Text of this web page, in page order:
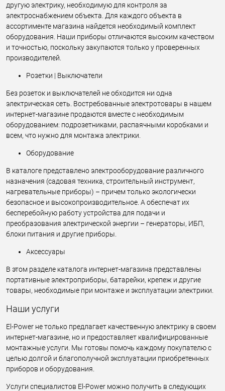
другую электрику, необходимую для контроля за
электроснабжением объекта. Для каждого объекта в
ассортименте магазина найдется необходимый комплект
оборудования. Наши приборы отличаются высоким качеством
и точностью, поскольку закупаются только у проверенных
производителей.
Розетки | Выключатели
Без розеток и выключателей не обходится ни одна
электрическая сеть. Востребованные электротовары в нашем
интернет-магазине продаются вместе с необходимым
оборудованием: подрозетниками, распаячными коробками и
всем, что нужно для монтажа электрики.
Оборудование
В каталоге представлено электрооборудование различного
назначения (садовая техника, строительный инструмент,
нагревательные приборы) – причем только экологически
безопасное и высокопроизводительное. А обеспечат их
бесперебойную работу устройства для подачи и
преобразования электрической энергии – генераторы, ИБП,
блоки питания и другие приборы.
Аксессуары
В этом разделе каталога интернет-магазина представлены
портативные электроприборы, батарейки, крепеж и другие
товары, необходимые при монтаже и эксплуатации электрики.
Наши услуги
El-Power не только предлагает качественную электрику в своем
интернет-магазине, но и предоставляет квалифицированные
монтажные услуги. Мы готовы помочь каждому покупателю с
целью долгой и благополучной эксплуатации приобретенных
приборов и оборудования.
Услуги специалистов El-Power можно получить в следующих